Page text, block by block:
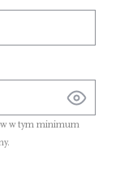
w tym minimum
.